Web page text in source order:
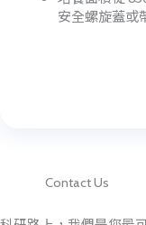
安全螺旋蓋或
Contact Us